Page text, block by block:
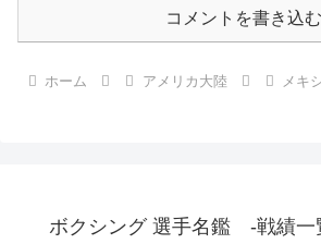
コメントを書き込む
ホーム アメリカ大陸 メキ
ボクシング 選手名鑑 -戦績一